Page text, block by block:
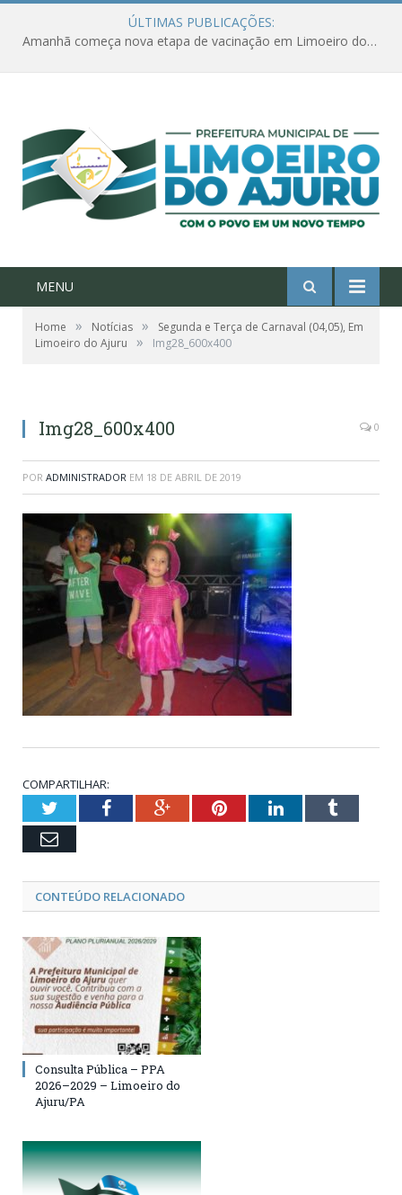
ÚLTIMAS PUBLICAÇÕES:
Amanhã começa nova etapa de vacinação em Limoeiro do Ajuru para idosos com 65 ou mais
MENU
Home » Notícias »
Segunda e Terça de Carnaval (04,05), Em
Limoeiro do Ajuru
» Img28_600x400
Img28_600x400 0
POR ADMINISTRADOR EM 18 DE ABRIL DE 2019
COMPARTILHAR:
TwitterFacebookGoogle+PinterestLinkedInTumblr
Email
CONTEÚDO RELACIONADO
Consulta Pública – PPA
2026–2029 – Limoeiro do
Ajuru/PA